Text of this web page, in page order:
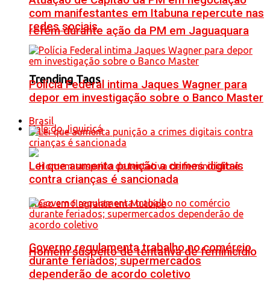
refém durante ação da PM em Jaguaquara
Trending Tags
Vale do Jiquiriçá
Homem suspeito de tentativa de feminicídio
com manifestantes em Itabuna repercute nas
redes sociais
Polícia Federal intima Jaques Wagner para
depor em investigação sobre o Banco Master
Brasil
Lei que aumenta punição a crimes digitais
contra crianças é sancionada
Governo regulamenta trabalho no comércio
durante feriados; supermercados
dependerão de acordo coletivo